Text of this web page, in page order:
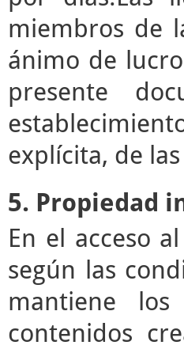
miembros de
ánimo de
presente
explícita, de
5. Propiedad
En el acceso
según las
mantiene
contenidos